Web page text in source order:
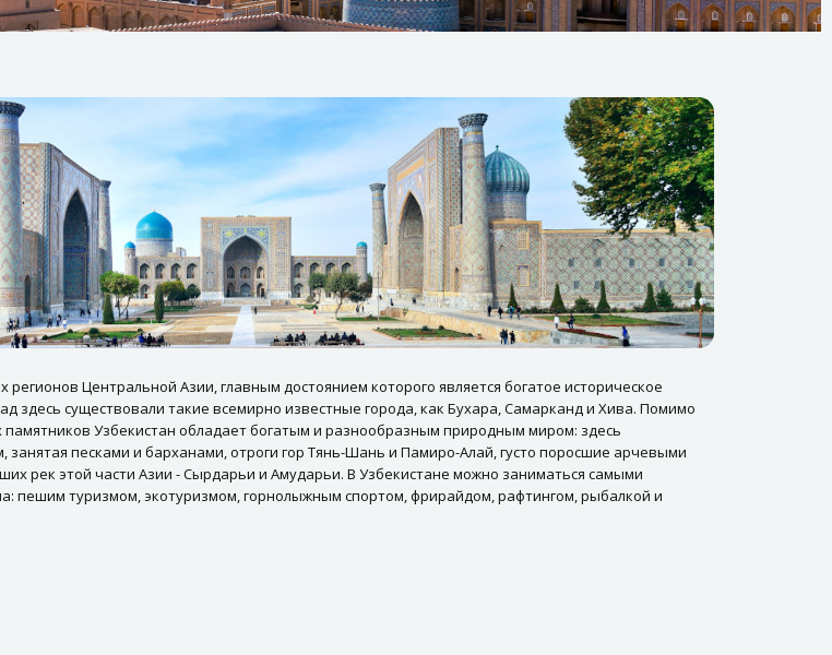
Центральной Азии, главным достоянием которого является богатое историческое
здесь существовали такие всемирно известные города, как Бухара, Самарканд и Хива. Помимо
памятников Узбекистан обладает богатым и разнообразным природным миром: здесь
занятая песками и барханами, отроги гор Тянь-Шань и Памиро-Алай, густо поросшие арчевыми
рек этой части Азии - Сырдарьи и Амударьи. В Узбекистане можно заниматься самыми
пешим туризмом, экотуризмом, горнолыжным спортом, фрирайдом, рафтингом, рыбалкой и